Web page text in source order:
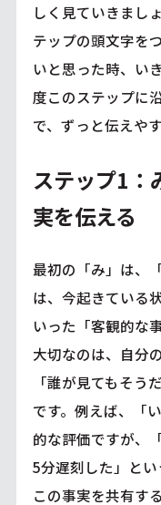
しく見ていきまし
テップの頭文字を
いと思った時、い
度このステップに
で、ずっと伝えや
ステップ1：
実を伝える
最初の「み」は、
は、今起きている
いった「客観的な
大切なのは、自分
「誰が見てもそう
です。例えば、「
的な評価ですが、
5分遅刻した」と
この事実を共有す